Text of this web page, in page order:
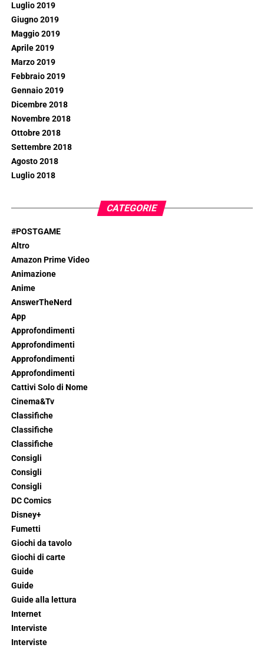
Luglio 2019
Giugno 2019
Maggio 2019
Aprile 2019
Marzo 2019
Febbraio 2019
Gennaio 2019
Dicembre 2018
Novembre 2018
Ottobre 2018
Settembre 2018
Agosto 2018
Luglio 2018
CATEGORIE
#POSTGAME
Altro
Amazon Prime Video
Animazione
Anime
AnswerTheNerd
App
Approfondimenti
Approfondimenti
Approfondimenti
Approfondimenti
Cattivi Solo di Nome
Cinema&Tv
Classifiche
Classifiche
Classifiche
Consigli
Consigli
Consigli
DC Comics
Disney+
Fumetti
Giochi da tavolo
Giochi di carte
Guide
Guide
Guide alla lettura
Internet
Interviste
Interviste